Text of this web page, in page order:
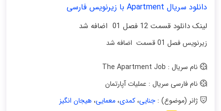
دانلود سریال Apartment با زیرنویس فارسی
لینک دانلود قسمت 12 فصل 01 اضافه شد
زیرنویس فصل 01 قسمت اضافه شد
نام سریال : The Apartment Job
نام فارسی سریال : عملیات آپارتمان
ژانر (موضوع) :جنایی،کمدی،معمایی،هیجان انگیز